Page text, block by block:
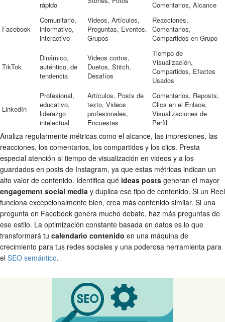
rápido
Comentarios, Alcance
Facebook
Comunitario,
informativo,
interactivo
Videos, Artículos,
Preguntas, Eventos,
Grupos
Reacciones,
Comentarios,
Compartidos en Grupo
TikTok
Dinámico,
auténtico, de
tendencia
Videos cortos,
Duetos, Stitch,
Desafíos
Tiempo de
Visualización,
Compartidos, Efectos
Usados
LinkedIn
Profesional,
educativo,
liderazgo
intelectual
Artículos, Posts de
texto, Videos
profesionales,
Encuestas
Comentarios, Reposts,
Clics en el Enlace,
Visualizaciones de
Perfil
Analiza regularmente métricas como el alcance, las impresiones, las
reacciones, los comentarios, los compartidos y los clics. Presta
especial atención al tiempo de visualización en videos y a los
guardados en posts de Instagram, ya que estas métricas indican un
alto valor de contenido. Identifica qué ideas posts generan el mayor
engagement social media y duplica ese tipo de contenido. Si un Reel
funciona excepcionalmente bien, crea más contenido similar. Si una
pregunta en Facebook genera mucho debate, haz más preguntas de
ese estilo. La optimización constante basada en datos es lo que
transformará tu calendario contenido en una máquina de
crecimiento para tus redes sociales y una poderosa herramienta para
el SEO semántico.